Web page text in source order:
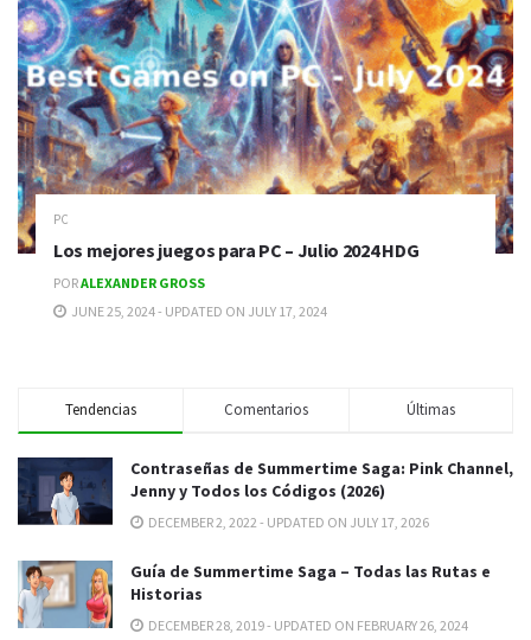
PC
Los mejores juegos para PC – Julio 2024 HDG
PORALEXANDER GROSS
JUNE 25, 2024 - UPDATED ON JULY 17, 2024
Tendencias Comentarios Últimas
Contraseñas de Summertime Saga: Pink Channel,
Jenny y Todos los Códigos (2026)
DECEMBER 2, 2022 - UPDATED ON JULY 17, 2026
Guía de Summertime Saga – Todas las Rutas e
Historias
DECEMBER 28, 2019 - UPDATED ON FEBRUARY 26, 2024